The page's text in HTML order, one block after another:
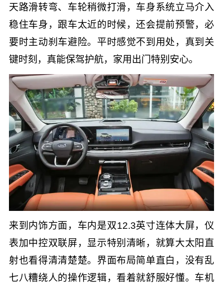
天路滑转弯、车轮稍微打滑，车身系统立马介入
稳住车身，跟车太近的时候，还会提前预警，必
要时主动刹车避险。平时感觉不到用处，真到关
键时刻，真能保驾护航，家用出门特别安心。
来到内饰方面，车内是双12.3英寸连体大屏，仪
表加中控双联屏，显示特别清晰，就算大太阳直
射也看得清清楚楚。界面布局简单直白，没有乱
七八糟绕人的操作逻辑，看着就舒服好懂。车机